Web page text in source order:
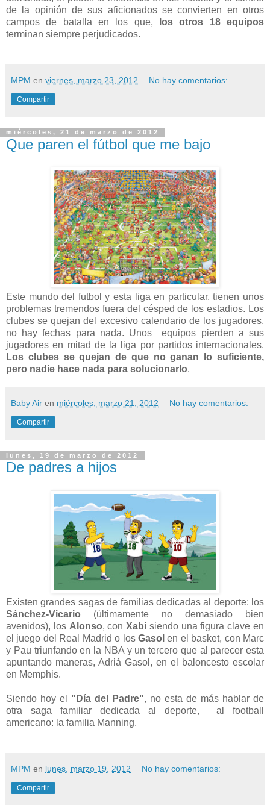
de la opinión de sus aficionados se convierten en otros
campos de batalla en los que,
los otros 18 equipos
terminan siempre perjudicados.
MPM en viernes, marzo 23, 2012 No hay comentarios:
Compartir
miércoles, 21 de marzo de 2012
Que paren el fútbol que me bajo
Este mundo del futbol y esta liga en particular, tienen unos
problemas tremendos fuera del césped de los estadios. Los
clubes se quejan del excesivo calendario de los jugadores,
no hay fechas para nada. Unos equipos pierden a sus
jugadores en mitad de la liga por partidos internacionales.
Los clubes se quejan de que no ganan lo suficiente,
pero nadie hace nada para solucionarlo.
Baby Air en miércoles, marzo 21, 2012 No hay comentarios:
Compartir
lunes, 19 de marzo de 2012
De padres a hijos
Existen grandes sagas de familias dedicadas al deporte: los
Sánchez-Vicario (últimamente no demasiado bien
avenidos), los Alonso, conXabi siendo una figura clave en
el juego del Real Madrid o los Gasol en el basket, con Marc
y Pau triunfando en la NBA y un tercero que al parecer esta
apuntando maneras, Adriá Gasol, en el baloncesto escolar
en Memphis.
Siendo hoy el "Día del Padre", no esta de más hablar de
otra saga familiar dedicada al deporte, al football
americano: la familia Manning.
MPM en lunes, marzo 19, 2012 No hay comentarios:
Compartir